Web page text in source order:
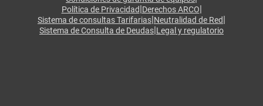
Política de Privacidad|Derechos ARCO|
Sistema de consultas Tarifarias|Neutralidad de Red|
Sistema de Consulta de Deudas|Legal y regulatorio